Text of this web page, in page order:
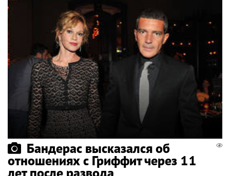
Бандерас высказался об
отношениях с Гриффит через 11